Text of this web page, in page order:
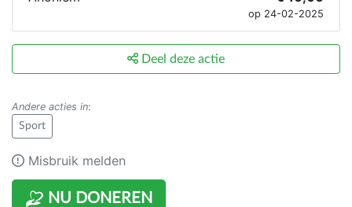
NU DONEREN
op 24-02-2025
Deel deze actie
Andere acties in:
Sport
Misbruik melden